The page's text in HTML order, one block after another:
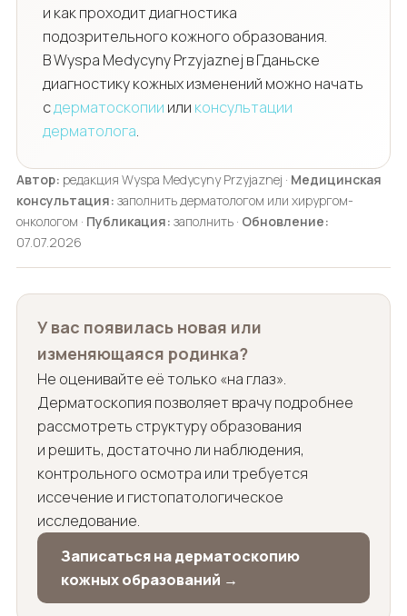
и как проходит диагностика
подозрительного кожного образования.
В Wyspa Medycyny Przyjaznej в Гданьске
диагностику кожных изменений можно начать
сдерматоскопии или консультации
дерматолога.
Автор: редакция Wyspa Medycyny Przyjaznej · Медицинская
консультация: заполнить дерматологом или хирургом-
онкологом · Публикация: заполнить · Обновление:
07.07.2026
У вас появилась новая или
изменяющаяся родинка?
Не оценивайте её только «на глаз».
Дерматоскопия позволяет врачу подробнее
рассмотреть структуру образования
и решить, достаточно ли наблюдения,
контрольного осмотра или требуется
иссечение и гистопатологическое
исследование.
Записаться на дерматоскопию
кожных образований →